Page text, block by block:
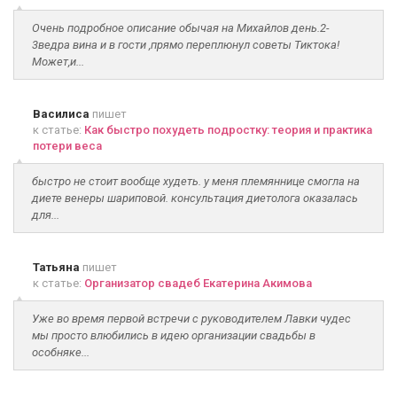
Очень подробное описание обычая на Михайлов день.2-
3ведра вина и в гости ,прямо переплюнул советы Тиктока!
Может,и...
Василиса пишет
к статье: Как быстро похудеть подростку: теория и практика
потери веса
быстро не стоит вообще худеть. у меня племяннице смогла на
диете венеры шариповой. консультация диетолога оказалась
для...
Татьяна пишет
к статье: Организатор свадеб Екатерина Акимова
Уже во время первой встречи с руководителем Лавки чудес
мы просто влюбились в идею организации свадьбы в
особняке...